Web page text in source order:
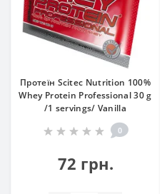
Протеїн Scitec Nutrition 100%
Whey Protein Professional 30 g
/1 servings/ Vanilla
0
72 грн.